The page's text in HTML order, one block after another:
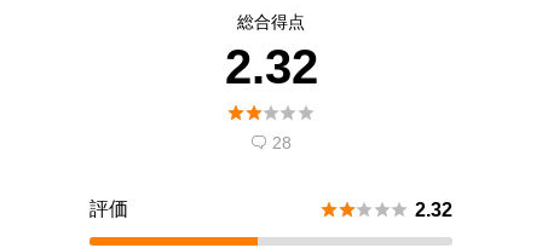
総合得点
2.32

 28
評価  2.32